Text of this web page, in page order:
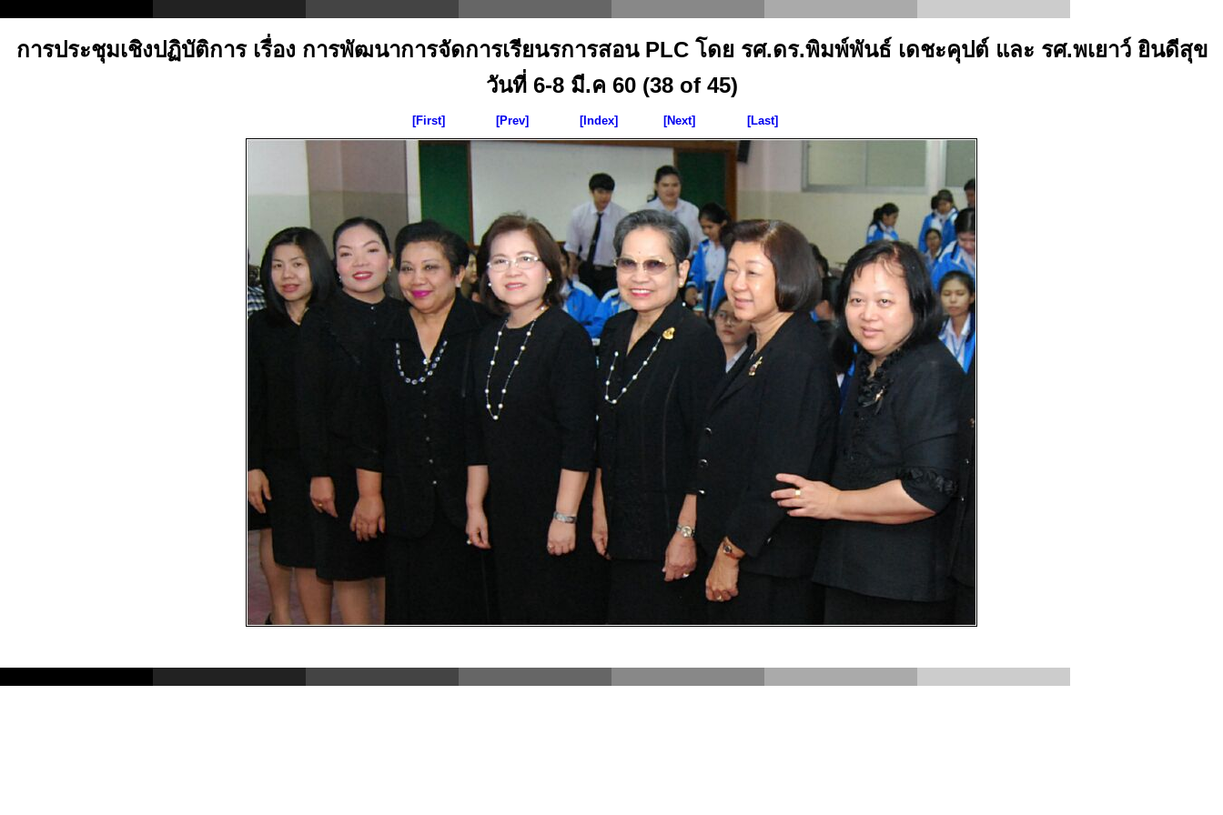
การประชุมเชิงปฏิบัติการ เรื่อง การพัฒนาการจัดการเรียนรการสอน PLC โดย รศ.ดร.พิมพ์พันธ์ เดชะคุปต์ และ รศ.พเยาว์ ยินดีสุข
วันที่ 6-8 มี.ค 60 (38 of 45)
[First] [Prev] [Index] [Next] [Last]